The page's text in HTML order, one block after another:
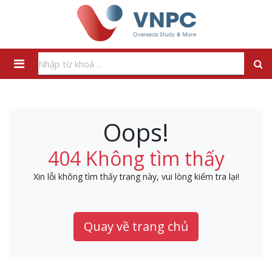
Oops!
404 Không tìm thấy
Xin lỗi không tìm thấy trang này, vui lòng kiểm tra lại!
Quay về trang chủ